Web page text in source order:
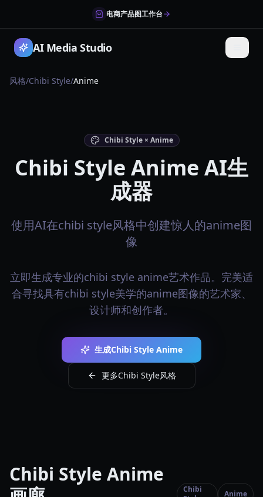
电商产品图工作台
AI Media Studio
风格/Chibi Style/Anime
Chibi Style × Anime
Chibi Style Anime AI生
成器
使用AI在chibi style风格中创建惊人的anime图
像
立即生成专业的chibi style anime艺术作品。完美适
合寻找具有chibi style美学的anime图像的艺术家、
设计师和创作者。
生成Chibi Style Anime
更多Chibi Style风格
Chibi Style Anime
Chibi
Anime